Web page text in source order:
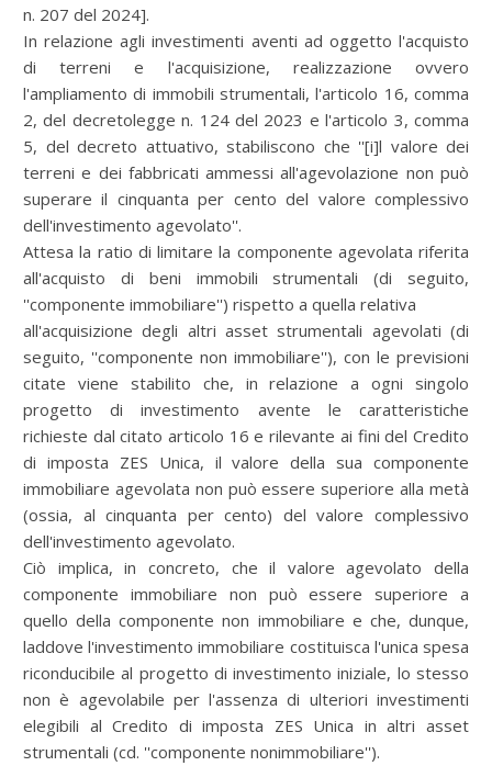
n. 207 del 2024].
In relazione agli investimenti aventi ad oggetto l'acquisto
di terreni e l'acquisizione, realizzazione ovvero
l'ampliamento di immobili strumentali, l'articolo 16, comma
2, del decretolegge n. 124 del 2023 e l'articolo 3, comma
5, del decreto attuativo, stabiliscono che ''[i]l valore dei
terreni e dei fabbricati ammessi all'agevolazione non può
superare il cinquanta per cento del valore complessivo
dell'investimento agevolato''.
Attesa la ratio di limitare la componente agevolata riferita
all'acquisto di beni immobili strumentali (di seguito,
''componente immobiliare'') rispetto a quella relativa
all'acquisizione degli altri asset strumentali agevolati (di
seguito, ''componente non immobiliare''), con le previsioni
citate viene stabilito che, in relazione a ogni singolo
progetto di investimento avente le caratteristiche
richieste dal citato articolo 16 e rilevante ai fini del Credito
di imposta ZES Unica, il valore della sua componente
immobiliare agevolata non può essere superiore alla metà
(ossia, al cinquanta per cento) del valore complessivo
dell'investimento agevolato.
Ciò implica, in concreto, che il valore agevolato della
componente immobiliare non può essere superiore a
quello della componente non immobiliare e che, dunque,
laddove l'investimento immobiliare costituisca l'unica spesa
riconducibile al progetto di investimento iniziale, lo stesso
non è agevolabile per l'assenza di ulteriori investimenti
elegibili al Credito di imposta ZES Unica in altri asset
strumentali (cd. ''componente nonimmobiliare'').